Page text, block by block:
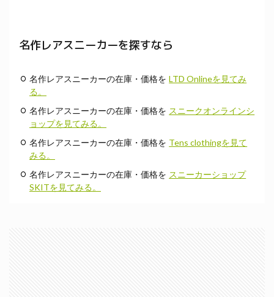
名作レアスニーカーを探すなら
名作レアスニーカーの在庫・価格を LTD Onlineを見てみ
る。
名作レアスニーカーの在庫・価格を スニークオンラインシ
ョップを見てみる。
名作レアスニーカーの在庫・価格を Tens clothingを見て
みる。
名作レアスニーカーの在庫・価格を スニーカーショップ
SKITを見てみる。